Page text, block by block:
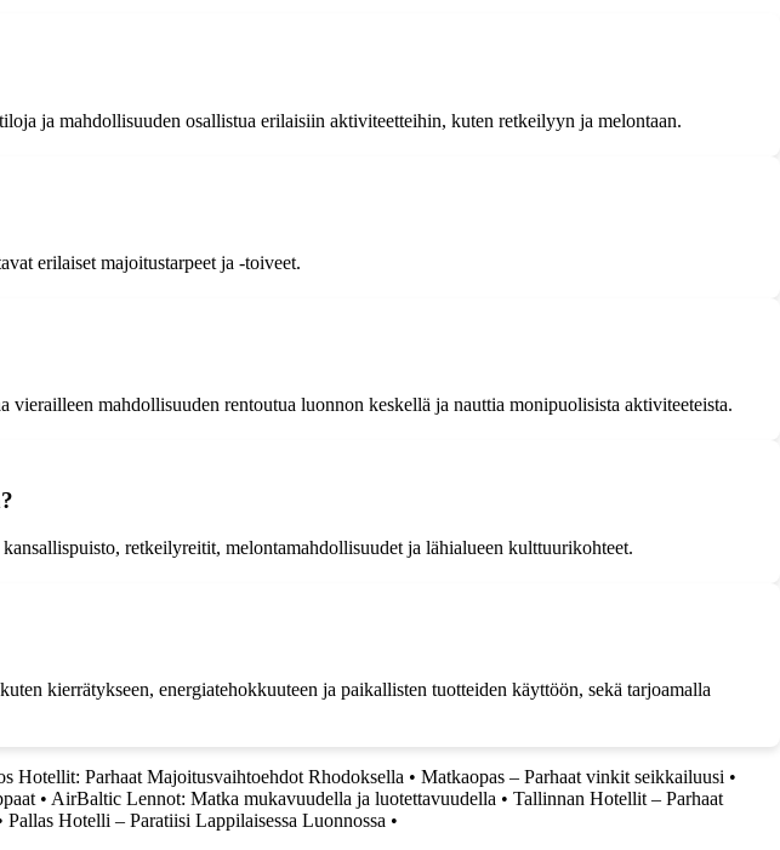
ja mahdollisuuden osallistua erilaisiin aktiviteetteihin, kuten retkeilyyn ja melontaan.
erilaiset majoitustarpeet ja -toiveet.
mahdollisuuden rentoutua luonnon keskellä ja nauttia monipuolisista aktiviteeteista.
retkeilyreitit, melontamahdollisuudet ja lähialueen kulttuurikohteet.
kierrätykseen, energiatehokkuuteen ja paikallisten tuotteiden käyttöön, sekä tarjoamalla
Hotellit: Parhaat Majoitusvaihtoehdot Rhodoksella • Matkaopas – Parhaat vinkit seikkailuusi •
• AirBaltic Lennot: Matka mukavuudella ja luotettavuudella • Tallinnan Hotellit – Parhaat
Pallas Hotelli – Paratiisi Lappilaisessa Luonnossa •